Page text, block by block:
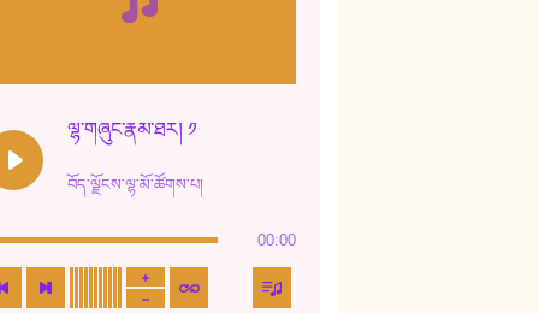
13. ཆུང་འདྲིས། - ཟླ་སྒྲོན།
ཤམ་པ་ལ་ཡི་སྲས་མོ།
ལྷ་གཞུང་རྣམ་ཐར། ༡
བོད་ལྗོངས་ལྷ་མོ་ཚོགས་པ།
00:00